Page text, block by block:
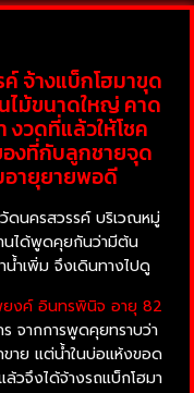
จ้างแบ็กโฮมาขุด
ไม้ขนาดใหญ่ คาด
งวดที่แล้วให้โชค
องที่กับลูกชายจุด
อายุยายพอดี
ดนครสวรรค์ บริเวณหมู่
นได้พูดคุยกันว่ามีต้น
ำเพิ่ม จึงเดินทางไปดู
งค์ อินทรพินิจ อายุ 82
จากการพูดคุยทราบว่า
าย แต่น้ำในบ่อแห้งขอด
วจึงได้จ้างรถแบ็กโฮมา